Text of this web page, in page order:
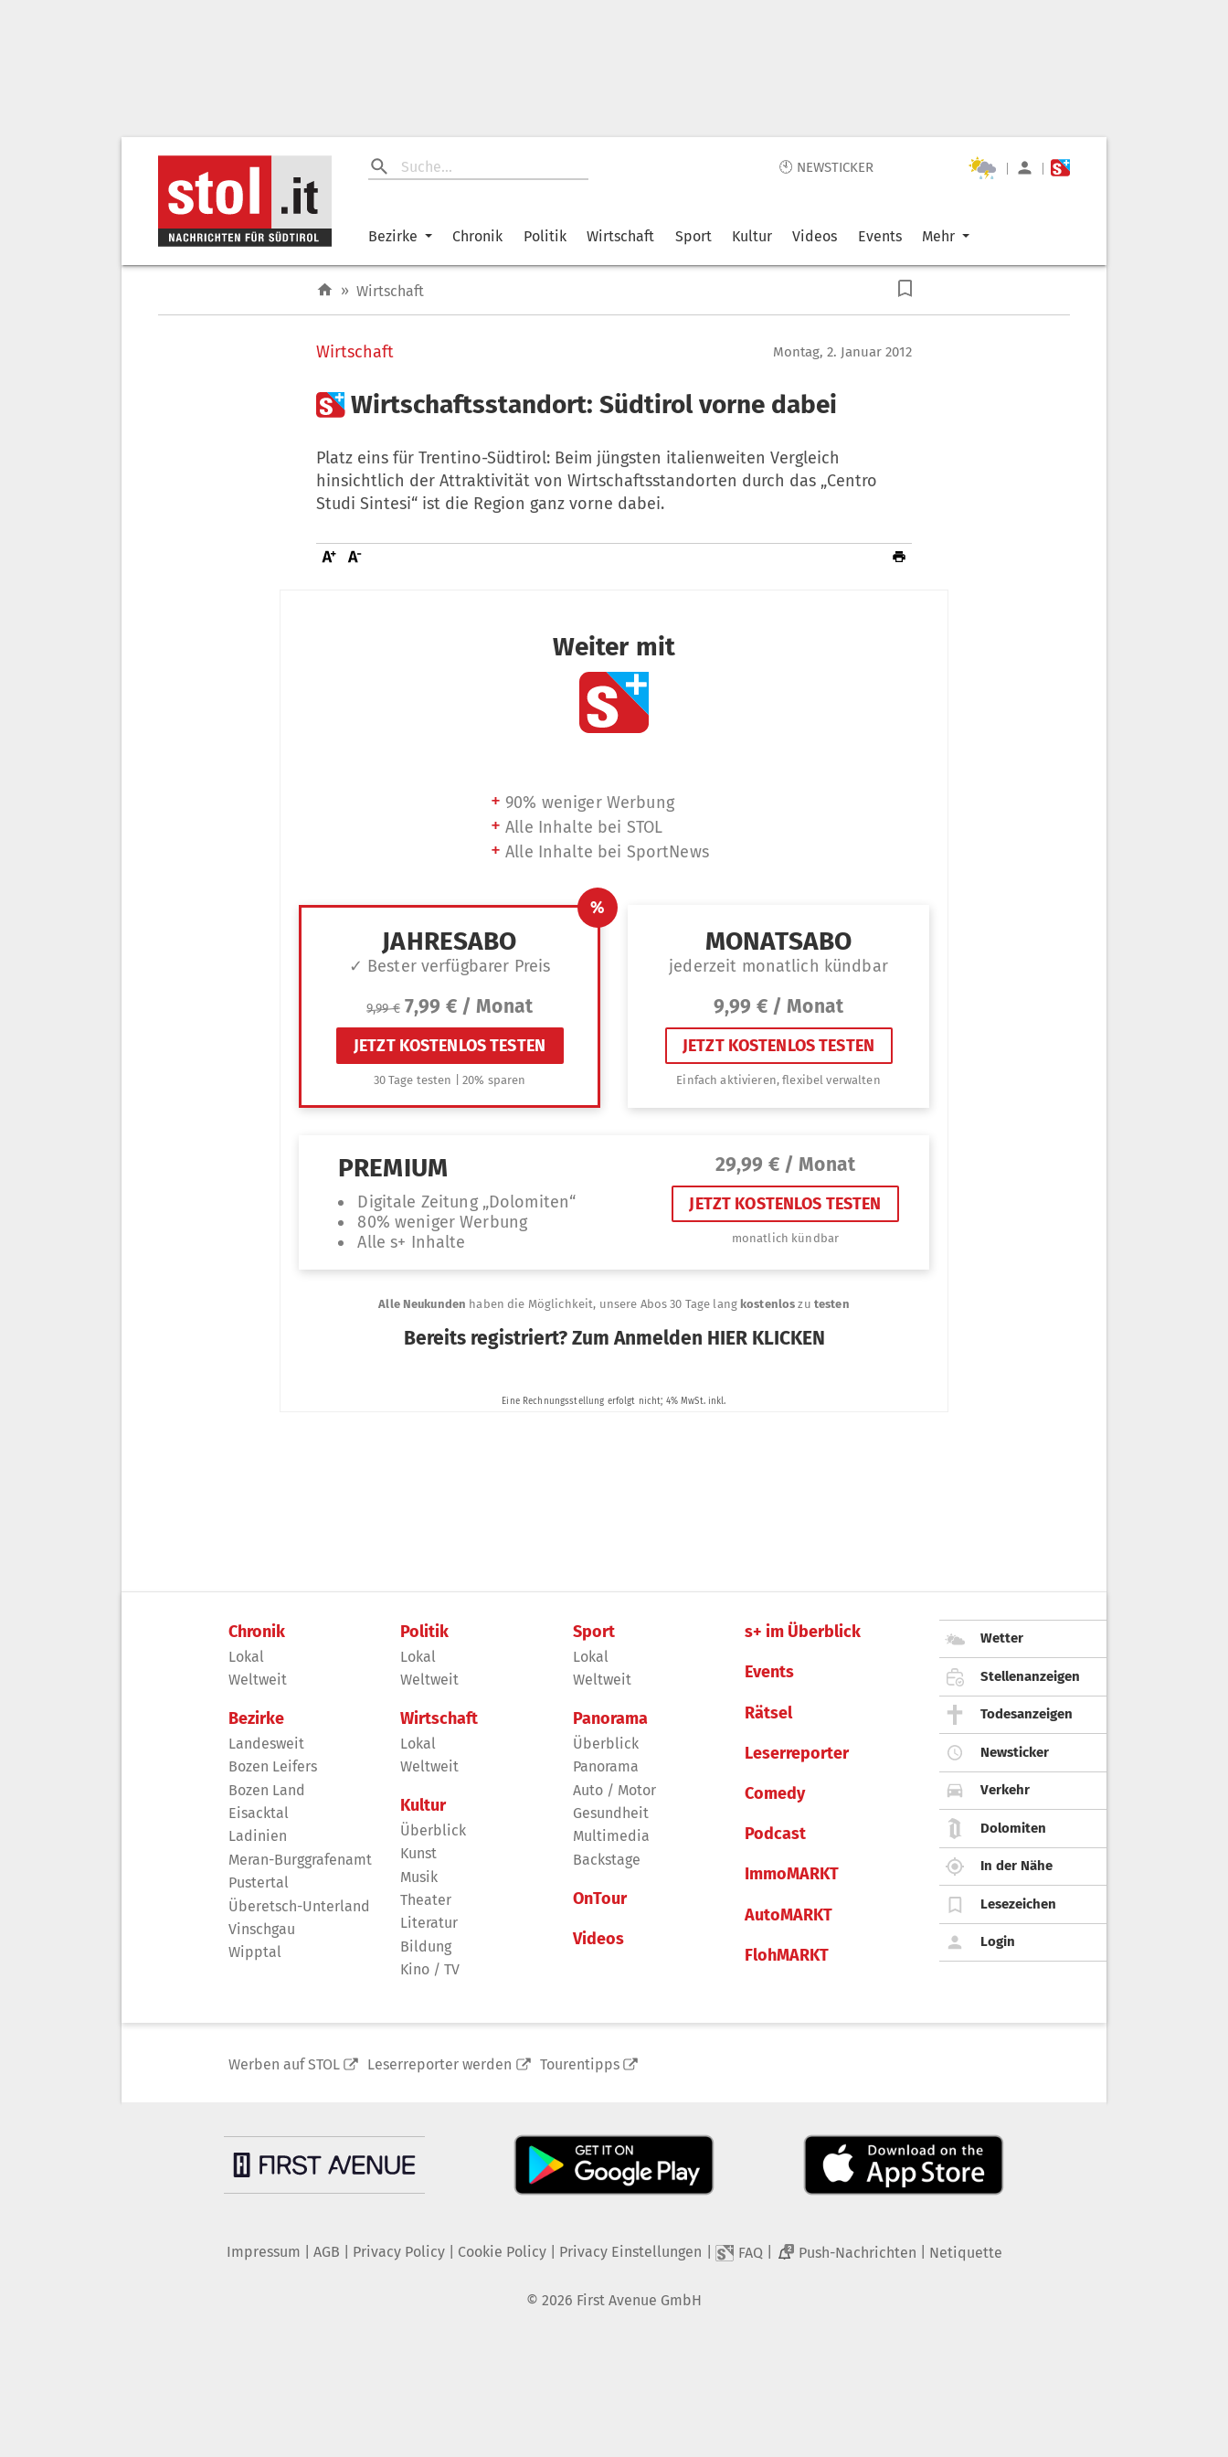
🕙 NEWSTICKER | |
Bezirke Chronik Politik Wirtschaft Sport Kultur Videos Events Mehr
» Wirtschaft
Wirtschaft Montag, 2. Januar 2012
Wirtschaftsstandort: Südtirol vorne dabei
Platz eins für Trentino-Südtirol: Beim jüngsten italienweiten Vergleich
hinsichtlich der Attraktivität von Wirtschaftsstandorten durch das „Centro
Studi Sintesi“ ist die Region ganz vorne dabei.
Chronik
Lokal
Weltweit
Bezirke
Landesweit
Bozen Leifers
Bozen Land
Eisacktal
Ladinien
Meran-Burggrafenamt
Pustertal
Überetsch-Unterland
Vinschgau
Wipptal
Politik
Lokal
Weltweit
Wirtschaft
Lokal
Weltweit
Kultur
Überblick
Kunst
Musik
Theater
Literatur
Bildung
Kino / TV
Sport
Lokal
Weltweit
Panorama
Überblick
Panorama
Auto / Motor
Gesundheit
Multimedia
Backstage
OnTour
Videos
s+ im Überblick
Events
Rätsel
Leserreporter
Comedy
Podcast
ImmoMARKT
AutoMARKT
FlohMARKT
Wetter
Stellenanzeigen
Todesanzeigen
Newsticker
Verkehr
Dolomiten
In der Nähe
Lesezeichen
Login
Werben auf STOL Leserreporter werden Tourentipps
Impressum AGB Privacy Policy| Cookie Policy| Privacy Einstellungen FAQ 2 Push-Nachrichten Netiquette
© 2026 First Avenue GmbH